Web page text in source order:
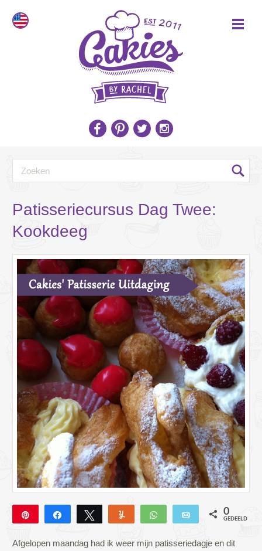
Patisseriecursus Dag Twee:
Kookdeeg
Deel Tweet Yum WhatsApp E-mail 0
GEDEELD
Afgelopen maandag had ik weer mijn patisseriedagje en dit